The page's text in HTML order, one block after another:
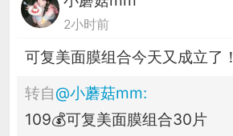
2小时前
可复美面膜组合今天又成立了！
转自@小蘑菇mm:
109💰可复美面膜组合30片